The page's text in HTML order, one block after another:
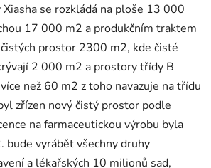
se rozkládá na ploše 13 000
17 000 m2 a produkčním traktem
prostor 2300 m2, kde čisté
2 000 m2 a prostory třídy B
než 60 m2 z toho navazuje na třídu
zřízen nový čistý prostor podle
na farmaceutickou výrobu byla
bude vyrábět všechny druhy
a lékařských 10 milionů sad,